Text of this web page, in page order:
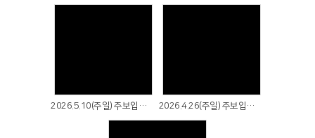
2026.5.10(주일) 주보입니다 2026.4.26(주일) 주보입니다